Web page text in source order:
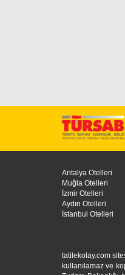
Antalya Otelleri
Muğla Otelleri
İzmir Otelleri
Aydın Otelleri
İstanbul Otelleri
tatilekolay.com
kullanılamaz ve